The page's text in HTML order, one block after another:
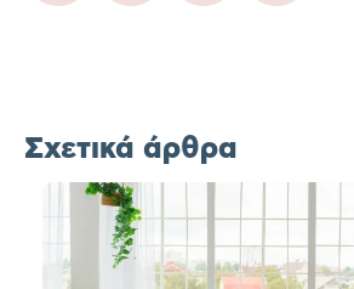
Σχετικά άρθρα